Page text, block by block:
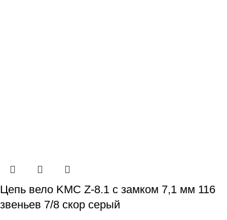
Цепь вело KMC Z-8.1 с замком 7,1 мм 116
звеньев 7/8 скор серый